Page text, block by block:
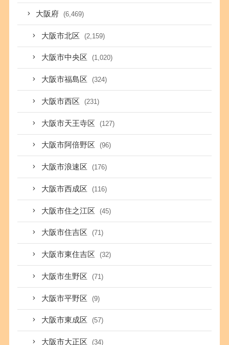
大阪府 (6,469)
大阪市北区 (2,159)
大阪市中央区 (1,020)
大阪市福島区 (324)
大阪市西区 (231)
大阪市天王寺区 (127)
大阪市阿倍野区 (96)
大阪市浪速区 (176)
大阪市西成区 (116)
大阪市住之江区 (45)
大阪市住吉区 (71)
大阪市東住吉区 (32)
大阪市生野区 (71)
大阪市平野区 (9)
大阪市東成区 (57)
大阪市大正区 (34)